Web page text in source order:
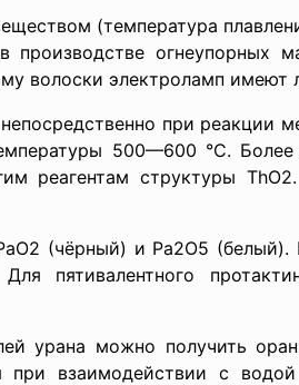
(температура
производстве огнеупорных
волоски электроламп
при реакции
500—600 °C.
реагентам структуры
и Pa2O5 (белый).
пятивалентного
можно получить
при взаимодействии с